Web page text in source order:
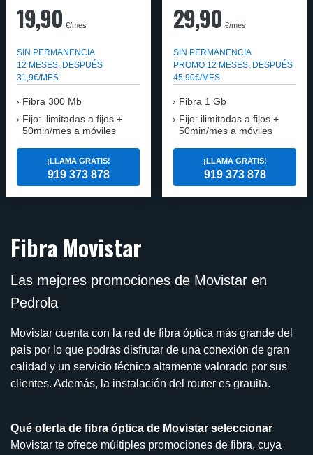
19,90 €/mes
SIN PERMANENCIA
12 MESES, DESPUÉS
31,9€/MES
Fibra 300 Mb
Fijo: ilimitadas a fijos +
50min/mes a móviles
¡LLAMA GRATIS!
919 373 878
29,90 €/mes
SIN PERMANENCIA
PROMO 12 MESES, DESPUÉS
45,90€/MES
Fibra 1 Gb
Fijo: ilimitadas a fijos +
50min/mes a móviles
¡LLAMA GRATIS!
919 373 878
Fibra Movistar
Las mejores promociones de Movistar en
Pedrola
Movistar cuenta con la red de fibra óptica más grande del
país por lo que podrás disfrutar de una conexión de gran
calidad y un servicio técnico altamente valorado por sus
clientes. Además, la instalación del router es grauita.
Qué oferta de fibra óptica de Movistar seleccionar
Movistar te ofrece múltiples promociones de fibra, cuya